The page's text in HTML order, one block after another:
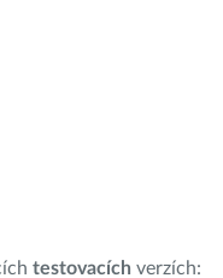
testovacích verzích: